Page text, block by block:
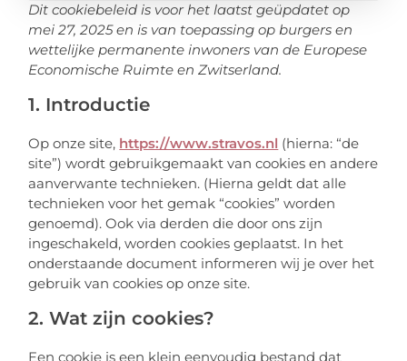
Dit cookiebeleid is voor het laatst geüpdatet op
mei 27, 2025 en is van toepassing op burgers en
wettelijke permanente inwoners van de Europese
Economische Ruimte en Zwitserland.
1. Introductie
Op onze site, https://www.stravos.nl (hierna: “de
site”) wordt gebruikgemaakt van cookies en andere
aanverwante technieken. (Hierna geldt dat alle
technieken voor het gemak “cookies” worden
genoemd). Ook via derden die door ons zijn
ingeschakeld, worden cookies geplaatst. In het
onderstaande document informeren wij je over het
gebruik van cookies op onze site.
2. Wat zijn cookies?
Een cookie is een klein eenvoudig bestand dat